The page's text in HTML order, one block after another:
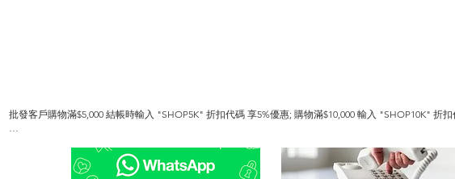
批發客戶購物滿$5,000 結帳時輸入 "SHOP5K" 折扣代碼 享5%優惠; 購物滿$10,000 輸入 "SHOP10K" 折扣
此優惠有別於會員優惠詳情請與客戶服務聯絡 Whatsapp 5344 4680 或電 9566 3018 .